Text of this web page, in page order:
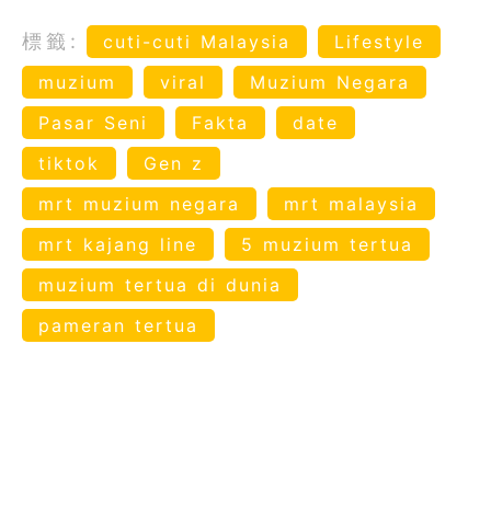
標籤: cuti-cuti Malaysia
Lifestyle
muzium
viral
Muzium Negara
Pasar Seni
Fakta
date
tiktok
Gen z
mrt muzium negara
mrt malaysia
mrt kajang line
5 muzium tertua
muzium tertua di dunia
pameran tertua